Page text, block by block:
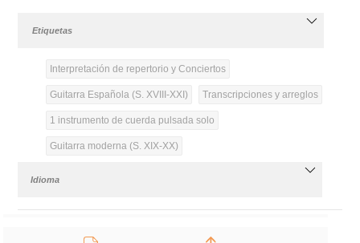
Etiquetas
Interpretación de repertorio y Conciertos
Guitarra Española (S. XVIII-XXI) Transcripciones y arreglos
1 instrumento de cuerda pulsada solo
Guitarra moderna (S. XIX-XX)
Idioma